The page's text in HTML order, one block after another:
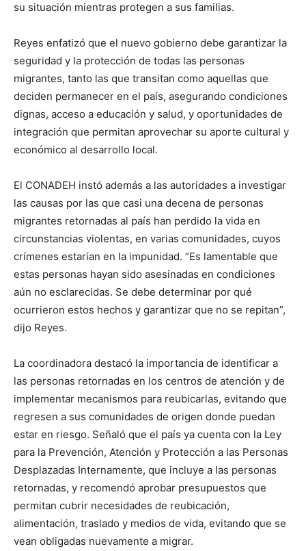
su situación mientras protegen a sus familias.
Reyes enfatizó que el nuevo gobierno debe garantizar la
seguridad y la protección de todas las personas
migrantes, tanto las que transitan como aquellas que
deciden permanecer en el país, asegurando condiciones
dignas, acceso a educación y salud, y oportunidades de
integración que permitan aprovechar su aporte cultural y
económico al desarrollo local.
El CONADEH instó además a las autoridades a investigar
las causas por las que casi una decena de personas
migrantes retornadas al país han perdido la vida en
circunstancias violentas, en varias comunidades, cuyos
crímenes estarían en la impunidad. “Es lamentable que
estas personas hayan sido asesinadas en condiciones
aún no esclarecidas. Se debe determinar por qué
ocurrieron estos hechos y garantizar que no se repitan”,
dijo Reyes.
La coordinadora destacó la importancia de identificar a
las personas retornadas en los centros de atención y de
implementar mecanismos para reubicarlas, evitando que
regresen a sus comunidades de origen donde puedan
estar en riesgo. Señaló que el país ya cuenta con la Ley
para la Prevención, Atención y Protección a las Personas
Desplazadas Internamente, que incluye a las personas
retornadas, y recomendó aprobar presupuestos que
permitan cubrir necesidades de reubicación,
alimentación, traslado y medios de vida, evitando que se
vean obligadas nuevamente a migrar.